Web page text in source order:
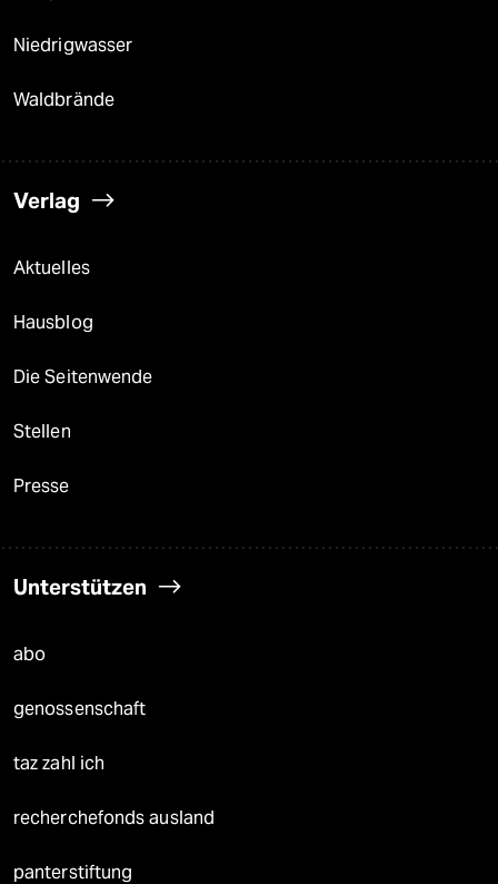
Niedrigwasser
Waldbrände
Verlag
Aktuelles
Hausblog
Die Seitenwende
Stellen
Presse
Unterstützen
abo
genossenschaft
taz zahl ich
recherchefonds ausland
panterstiftung